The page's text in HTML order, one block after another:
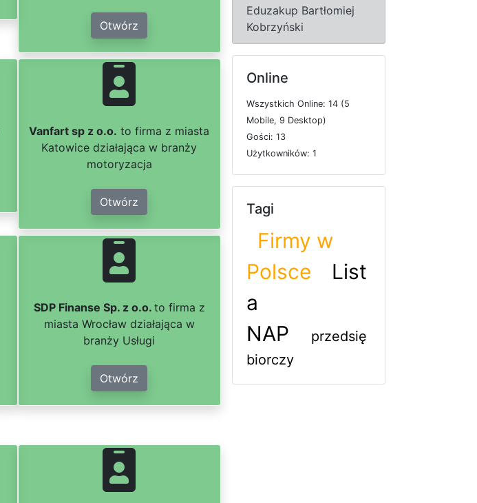
Otwórz
Vanfart sp z o.o. to firma z miasta
Katowice działająca w branży
motoryzacja
Otwórz
SDP Finanse Sp. z o.o. to firma z
miasta Wrocław działająca w
branży Usługi
Otwórz
Eduzakup Bartłomiej
Kobrzyński
Online
Wszystkich Online: 14 (5
Mobile, 9 Desktop)
Gości: 13
Użytkowników: 1
Tagi
Firmy w
Polsce
List
a
NAP
przedsię
biorczy